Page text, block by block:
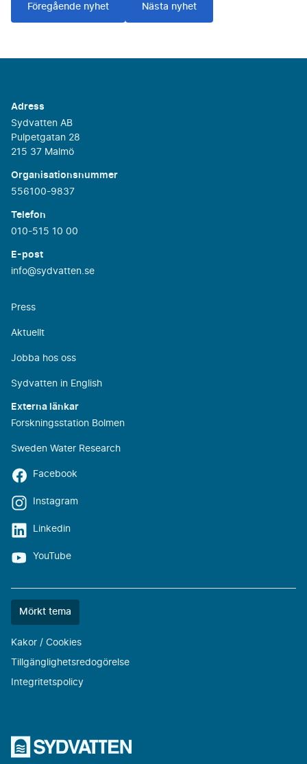
Föregående nyhet Nästa nyhet
Adress
Sydvatten AB
Pulpetgatan 28
215 37 Malmö
Organisationsnummer
556100-9837
Telefon
010-515 10 00
E-post
info@sydvatten.se
Press
Aktuellt
Jobba hos oss
Sydvatten in English
Externa länkar
Forskningsstation Bolmen
Sweden Water Research
Facebook
Instagram
Linkedin
YouTube
Färgtemat
Mörkt tema
Kakor / Cookies
Tillgänglighetsredogörelse
Integritetspolicy